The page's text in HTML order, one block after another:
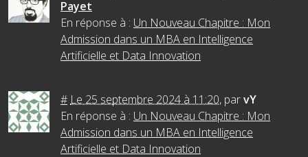
Payet
En réponse à : Un Nouveau Chapitre : Mon
Admission dans un MBA en Intelligence
Artificielle et Data Innovation
# Le 25 septembre 2024 à 11:20, parvY
En réponse à : Un Nouveau Chapitre : Mon
Admission dans un MBA en Intelligence
Artificielle et Data Innovation